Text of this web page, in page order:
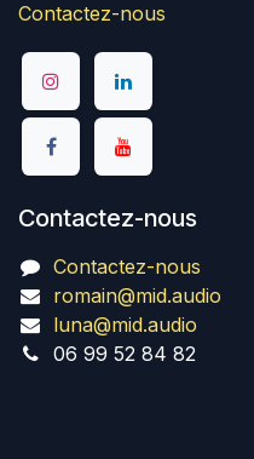
Contactez-nous
Contactez-nous
Contactez-nous
romain@mid.audio
luna@mid.audio
06 99 52 84 82